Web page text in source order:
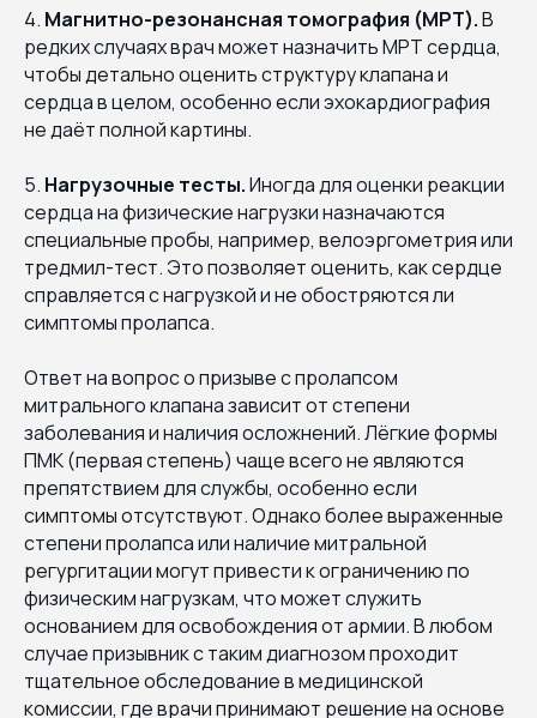
4. Магнитно-резонансная томография (МРТ).В
редких случаях врач может назначить МРТ сердца,
чтобы детально оценить структуру клапана и
сердца в целом, особенно если эхокардиография
не даёт полной картины.
5. Нагрузочные тесты.Иногда для оценки реакции
сердца на физические нагрузки назначаются
специальные пробы, например, велоэргометрия или
тредмил-тест. Это позволяет оценить, как сердце
справляется с нагрузкой и не обостряются ли
симптомы пролапса.
Ответ на вопрос о призыве с пролапсом
митрального клапана зависит от степени
заболевания и наличия осложнений. Лёгкие формы
ПМК (первая степень) чаще всего не являются
препятствием для службы, особенно если
симптомы отсутствуют. Однако более выраженные
степени пролапса или наличие митральной
регургитации могут привести к ограничению по
физическим нагрузкам, что может служить
основанием для освобождения от армии. В любом
случае призывник с таким диагнозом проходит
тщательное обследование в медицинской
комиссии, где врачи принимают решение на основе